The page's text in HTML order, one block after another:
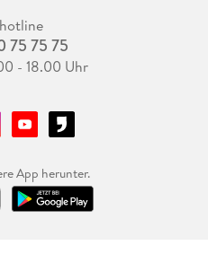
75 75 75
- 18.00 Uhr
App herunter.